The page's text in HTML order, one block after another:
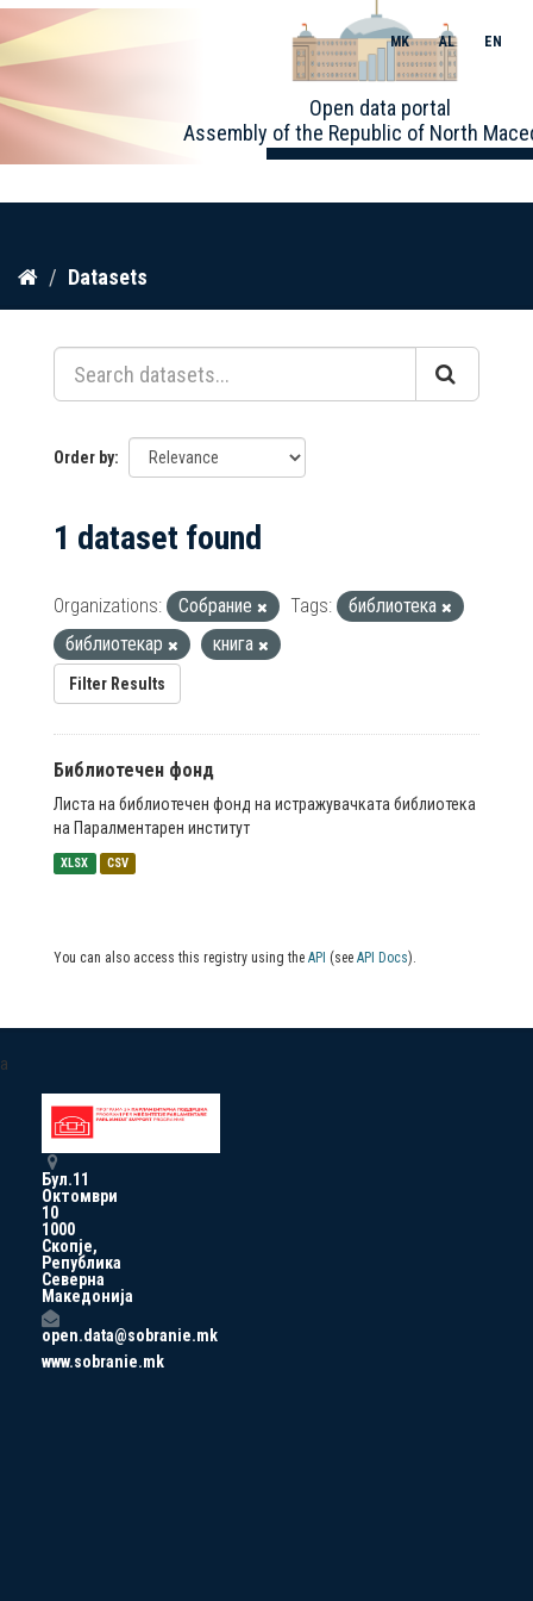
Skip
content
Open data portal
Assembly of the Republic of North
MK AL EN
Datasets
Order by
1 dataset found
Organizations: Собрание Tags:
библиотека
библиотекар
книга
Filter Results
Библиотечен фонд
Листа на библиотечен фонд на истражувачката библиотека
на Паралментарен институт
XLSX CSV
You can also access this registry using the API (see API Docs).
a
Бул.11
Октомври
10
1000
Скопје,
Република
Северна
Македонија
open.data@sobranie.mk
www.sobranie.mk